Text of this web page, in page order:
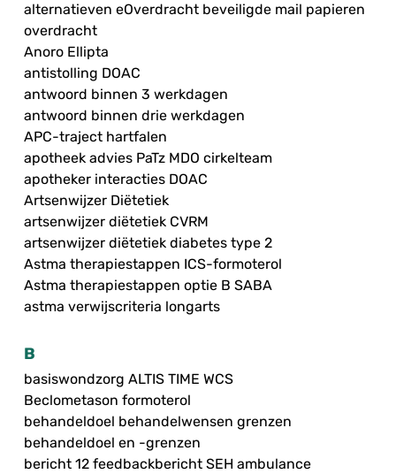
alternatieven eOverdracht beveiligde mail papieren
overdracht
Anoro Ellipta
antistolling DOAC
antwoord binnen 3 werkdagen
antwoord binnen drie werkdagen
APC-traject hartfalen
apotheek advies PaTz MDO cirkelteam
apotheker interacties DOAC
Artsenwijzer Diëtetiek
artsenwijzer diëtetiek CVRM
artsenwijzer diëtetiek diabetes type 2
Astma therapiestappen ICS-formoterol
Astma therapiestappen optie B SABA
astma verwijscriteria longarts
B
basiswondzorg ALTIS TIME WCS
Beclometason formoterol
behandeldoel behandelwensen grenzen
behandeldoel en -grenzen
bericht 12 feedbackbericht SEH ambulance